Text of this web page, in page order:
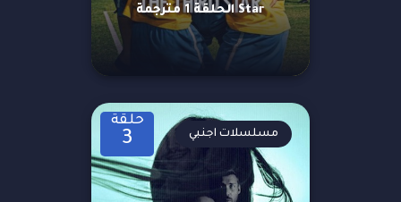
Star الحلقة 1 مترجمة
حلقة
3 مسلسلات اجنبي